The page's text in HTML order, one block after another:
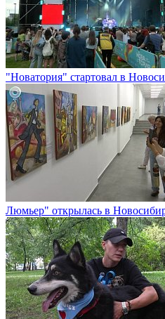
"Новатория" стартовал в
Люмьер" открылась в